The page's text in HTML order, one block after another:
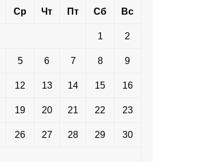
Ср Чт Пт Сб Вс
1 2
5 6 7 8 9
12 13 14 15 16
19 20 21 22 23
26 27 28 29 30